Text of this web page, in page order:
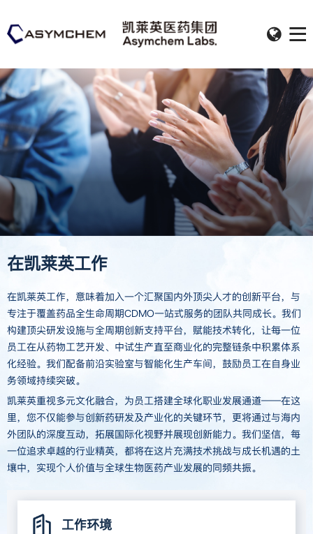
在凯莱英工作
在凯莱英工作，意味着加入一个汇聚国内外顶尖人才的创新平台，与
专注于覆盖药品全生命周期CDMO一站式服务的团队共同成长。我们
构建顶尖研发设施与全周期创新支持平台，赋能技术转化，让每一位
员工在从药物工艺开发、中试生产直至商业化的完整链条中积累体系
化经验。我们配备前沿实验室与智能化生产车间，鼓励员工在自身业
务领域持续突破。
凯莱英重视多元文化融合，为员工搭建全球化职业发展通道——在这
里，您不仅能参与创新药研发及产业化的关键环节，更将通过与海内
外团队的深度互动，拓展国际化视野并展现创新能力。我们坚信，每
一位追求卓越的行业精英，都将在这片充满技术挑战与成长机遇的土
壤中，实现个人价值与全球生物医药产业发展的同频共振。
工作环境